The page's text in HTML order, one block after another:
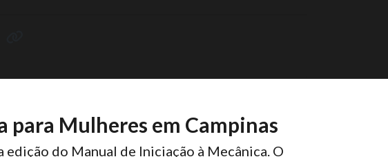
para Mulheres em Campinas
do Manual de Iniciação à Mecânica. O